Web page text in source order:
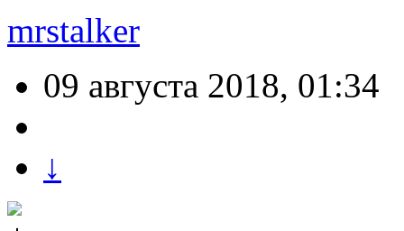
mrstalker
09 августа 2018, 01:34
↓